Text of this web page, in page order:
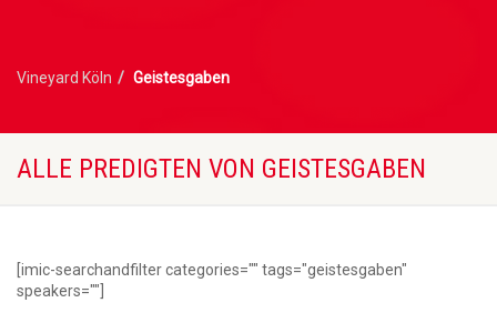
Vineyard Köln Geistesgaben
ALLE PREDIGTEN VON GEISTESGABEN
[imic-searchandfilter categories="" tags="geistesgaben"
speakers=""]